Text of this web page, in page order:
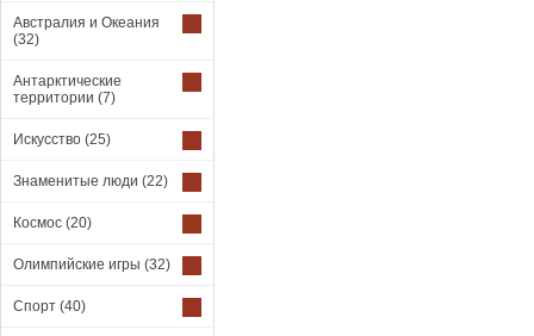
Австралия и Океания
(32)
Антарктические
территории (7)
Искусство (25)
Знаменитые люди (22)
Космос (20)
Олимпийские игры (32)
Спорт (40)